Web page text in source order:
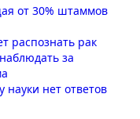
от 30% штаммов
распознать рак
за
науки нет ответов